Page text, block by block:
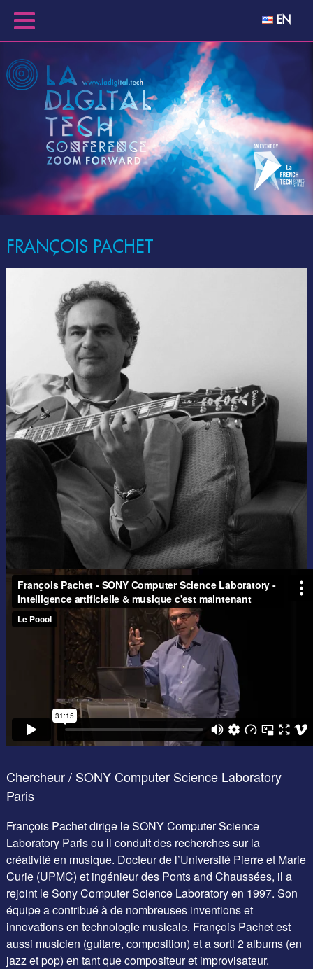
EN
FRANÇOIS PACHET
Chercheur / SONY Computer Science Laboratory
Paris
François Pachet dirige le SONY Computer Science
Laboratory Paris ou il conduit des recherches sur la
créativité en musique. Docteur de l’Université Pierre et Marie
Curie (UPMC) et ingénieur des Ponts and Chaussées, il a
rejoint le Sony Computer Science Laboratory en 1997. Son
équipe a contribué à de nombreuses inventions et
innovations en technologie musicale. François Pachet est
aussi musicien (guitare, composition) et a sorti 2 albums (en
jazz et pop) en tant que compositeur et improvisateur.